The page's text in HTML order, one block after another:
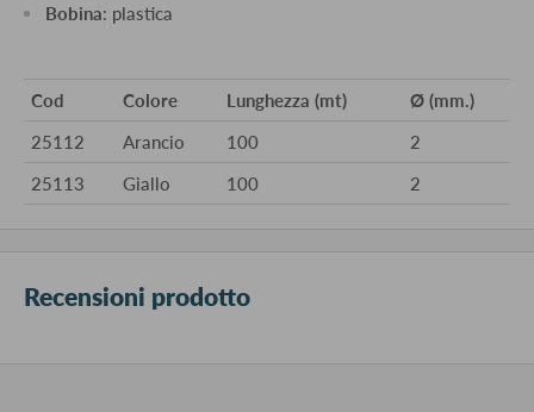
Bobina: plastica
Cod Colore Lunghezza (mt)
Ø (mm.)
25112
Arancio 100
2
25113
Giallo 100 2
Recensioni prodotto